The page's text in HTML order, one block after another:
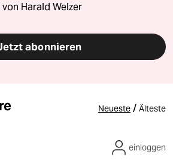
Harald Welzer
abonnieren
Neueste / Älteste
einloggen